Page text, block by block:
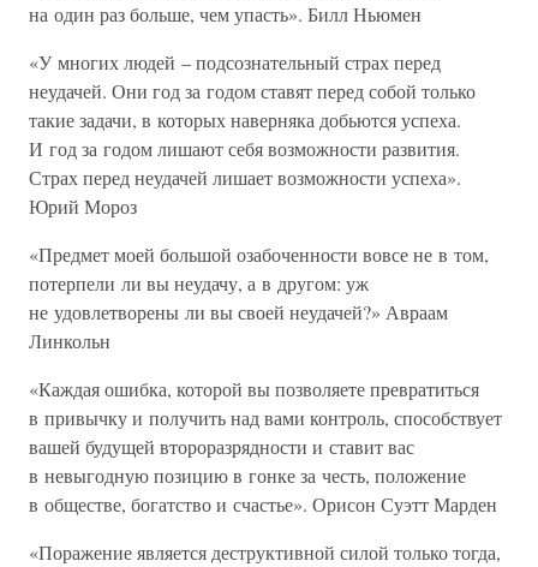
на один раз больше, чем упасть». Билл Ньюмен
«У многих людей – подсознательный страх перед
неудачей. Они год за годом ставят перед собой только
такие задачи, в которых наверняка добьются успеха.
И год за годом лишают себя возможности развития.
Страх перед неудачей лишает возможности успеха».
Юрий Мороз
«Предмет моей большой озабоченности вовсе не в том,
потерпели ли вы неудачу, а в другом: уж
не удовлетворены ли вы своей неудачей?» Авраам
Линкольн
«Каждая ошибка, которой вы позволяете превратиться
в привычку и получить над вами контроль, способствует
вашей будущей второразрядности и ставит вас
в невыгодную позицию в гонке за честь, положение
в обществе, богатство и счастье». Орисон Суэтт Марден
«Поражение является деструктивной силой только тогда,